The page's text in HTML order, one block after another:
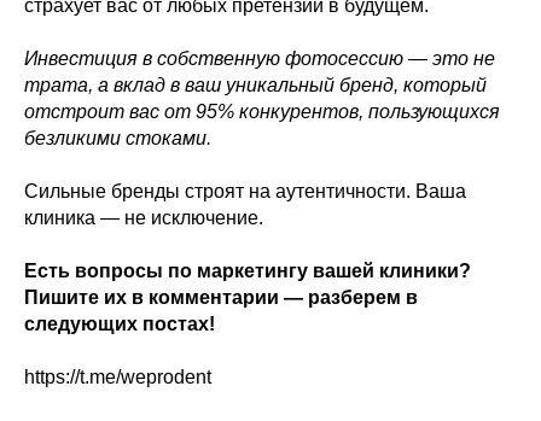
страхует вас от любых претензий в будущем.
Инвестиция в собственную фотосессию — это не
трата, а вклад в ваш уникальный бренд, который
отстроит вас от 95% конкурентов, пользующихся
безликими стоками.
Сильные бренды строят на аутентичности. Ваша
клиника — не исключение.
Есть вопросы по маркетингу вашей клиники?
Пишите их в комментарии — разберем в
следующих постах!
https://t.me/weprodent